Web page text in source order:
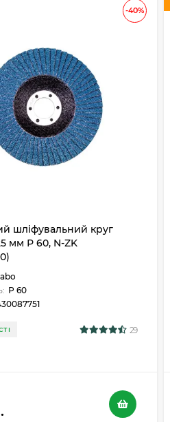
-40%
шліфувальний круг
мм Р 60, N-ZK
Р 60
29